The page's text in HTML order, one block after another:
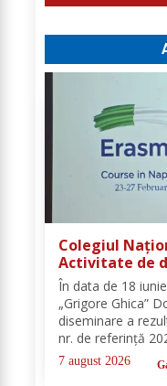
Colegiul
Activitate de
proiectului
KA121-SCH-
În data de 18
„Grigore Ghica”
diseminare a
nr. de referință
organizată de
secretarul unității,
7 august 2026